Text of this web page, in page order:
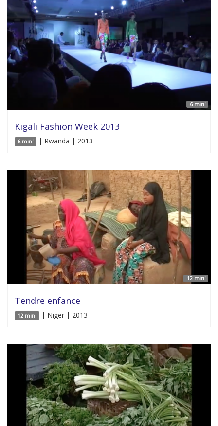
6 min'
Kigali Fashion Week 2013
6 min' | Rwanda | 2013
12 min'
Tendre enfance
12 min' | Niger | 2013